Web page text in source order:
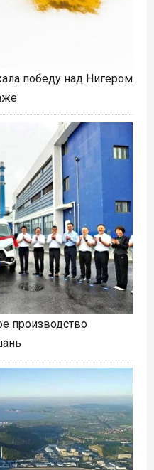
победу над Нигером
производство